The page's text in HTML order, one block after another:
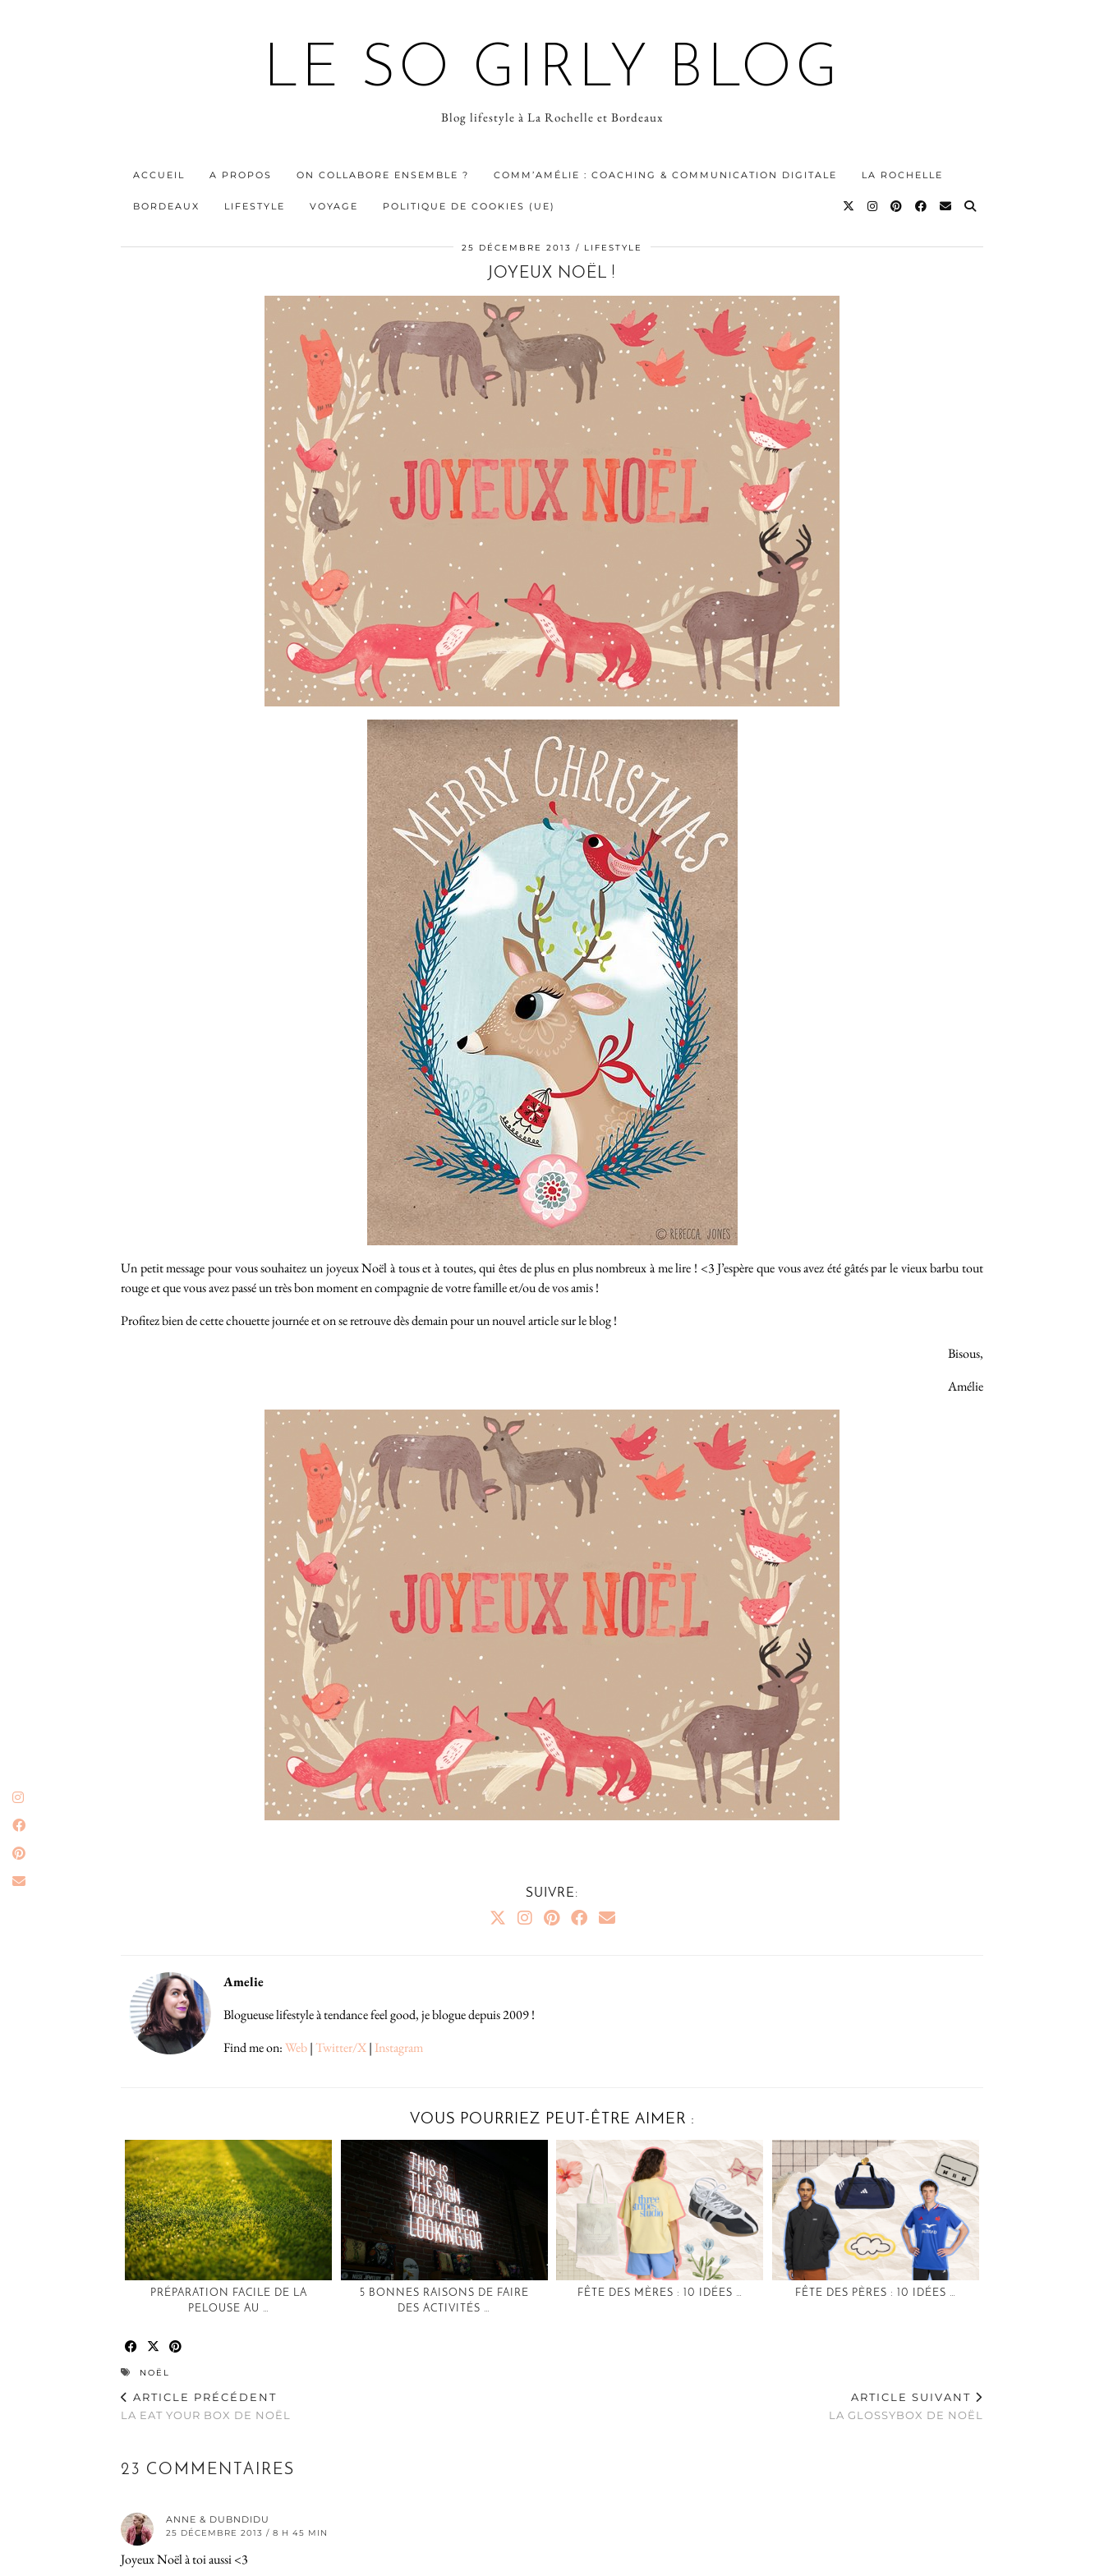
LE SO GIRLY BLOG
Blog lifestyle à La Rochelle et Bordeaux
ACCUEIL A PROPOS ON COLLABORE ENSEMBLE ? COMM’AMÉLIE : COACHING & COMMUNICATION DIGITALE LA ROCHELLE
BORDEAUX LIFESTYLE VOYAGE POLITIQUE DE COOKIES (UE)
25 DÉCEMBRE 2013 LIFESTYLE
JOYEUX NOËL !
Un petit message pour vous souhaitez un joyeux Noël à tous et à toutes, qui êtes de plus en plus nombreux à me lire ! <3 J’espère que vous avez été gâtés par le vieux barbu tout
rouge et que vous avez passé un très bon moment en compagnie de votre famille et/ou de vos amis !
Profitez bien de cette chouette journée et on se retrouve dès demain pour un nouvel article sur le blog !
Bisous,
Amélie
SUIVRE:
Amelie
Blogueuse lifestyle à tendance feel good, je blogue depuis 2009 !
Find me on:Web|Twitter/X| Instagram
VOUS POURRIEZ PEUT-ÊTRE AIMER :
PRÉPARATION FACILE DE LA
PELOUSE AU …
5 BONNES RAISONS DE FAIRE
DES ACTIVITÉS …
FÊTE DES MÈRES : 10 IDÉES … FÊTE DES PÈRES : 10 IDÉES …
NOËL
ARTICLE PRÉCÉDENT
LA EAT YOUR BOX DE NOËL
ARTICLE SUIVANT
LA GLOSSYBOX DE NOËL
23 COMMENTAIRES
ANNE & DUBNDIDU
25 DÉCEMBRE 2013 / 8 H 45 MIN
Joyeux Noël à toi aussi <3